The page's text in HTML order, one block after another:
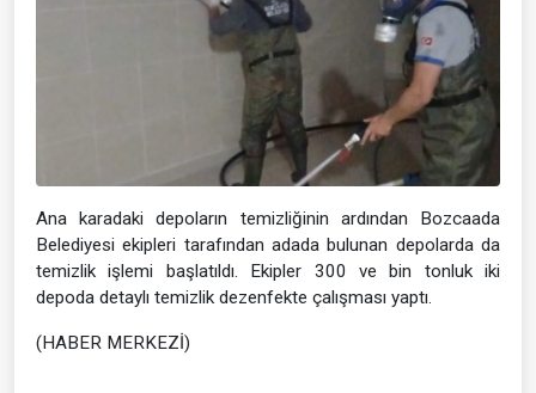
Ana karadaki depoların temizliğinin ardından Bozcaada
Belediyesi ekipleri tarafından adada bulunan depolarda da
temizlik işlemi başlatıldı. Ekipler 300 ve bin tonluk iki
depoda detaylı temizlik dezenfekte çalışması yaptı.
(HABER MERKEZİ)